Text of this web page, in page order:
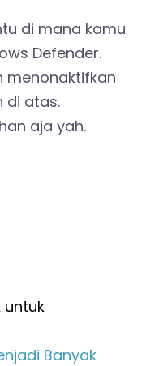
di mana kamu
Defender.
menonaktifkan
di atas.
aja yah.
untuk
Banyak